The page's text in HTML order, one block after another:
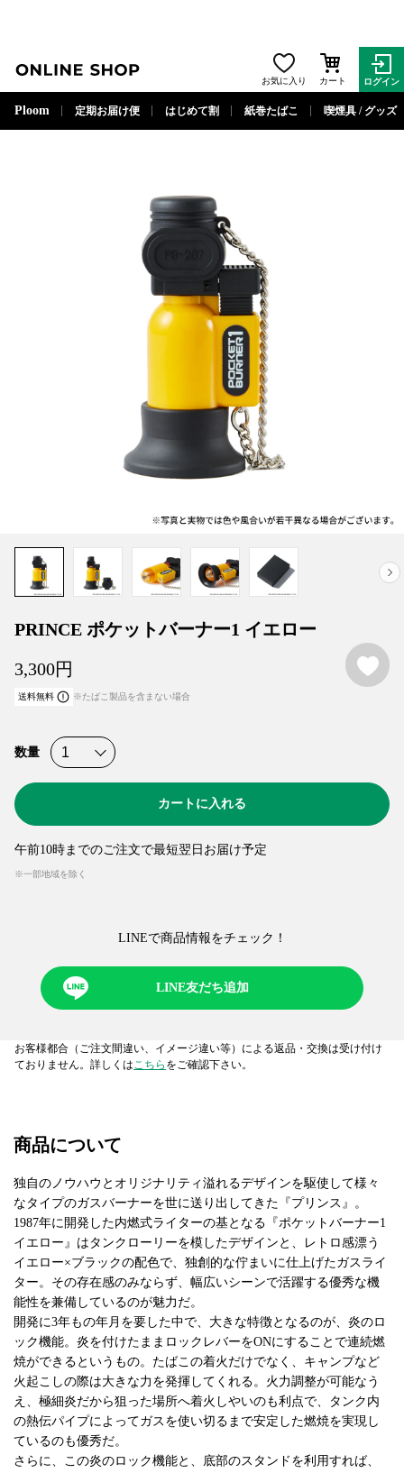
お気に入り カート ログイン
Ploom 定期お届け便 はじめて割 紙巻たばこ 喫煙具 / グッズ
PRINCE ポケットバーナー1 イエロー
3,300円
送料無料 ※たばこ製品を含まない場合
午前10時までのご注文で最短翌日お届け予定
※一部地域を除く
数量
カートに入れる
LINEで商品情報をチェック！​
LINE友だち追加
お客様都合（ご注文間違い、イメージ違い等）による返品・交換は受け付け
ておりません。詳しくはこちら をご確認下さい。
商品について
独自のノウハウとオリジナリティ溢れるデザインを駆使して様々
なタイプのガスバーナーを世に送り出してきた『プリンス』。
1987年に開発した内燃式ライターの基となる『ポケットバーナー1
イエロー』はタンクローリーを模したデザインと、レトロ感漂う
イエロー×ブラックの配色で、独創的な佇まいに仕上げたガスライ
ター。その存在感のみならず、幅広いシーンで活躍する優秀な機
能性を兼備しているのが魅力だ。
開発に3年もの年月を要した中で、大きな特徴となるのが、炎のロ
ック機能。炎を付けたままロックレバーをONにすることで連続燃
焼ができるというもの。たばこの着火だけでなく、キャンプなど
火起こしの際は大きな力を発揮してくれる。火力調整が可能なう
え、極細炎だから狙った場所へ着火しやいのも利点で、タンク内
の熱伝パイプによってガスを使い切るまで安定した燃焼を実現し
ているのも優秀だ。
さらに、この炎のロック機能と、底部のスタンドを利用すれば、